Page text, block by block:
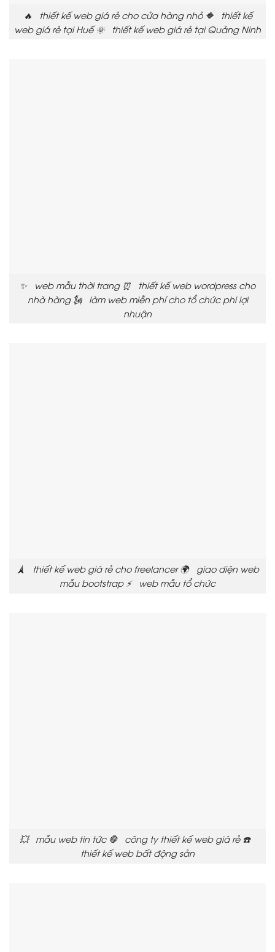
🔥 thiết kế web giá rẻ cho cửa hàng nhỏ 🔶 thiết kế
web giá rẻ tại Huế 🌞 thiết kế web giá rẻ tại Quảng Ninh
✨ web mẫu thời trang ⏰ thiết kế web wordpress cho
nhà hàng 🗽 làm web miễn phí cho tổ chức phi lợi
nhuận
🗼 thiết kế web giá rẻ cho freelancer 🌍 giao diện web
mẫu bootstrap ⚡ web mẫu tổ chức
💥 mẫu web tin tức 🛑 công ty thiết kế web giá rẻ ☎️
thiết kế web bất động sản